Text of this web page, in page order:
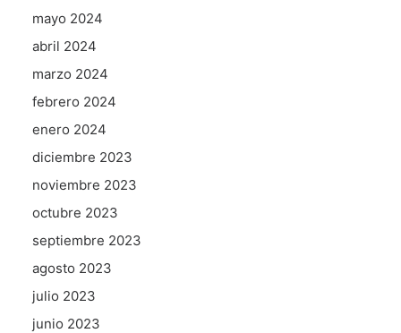
mayo 2024
abril 2024
marzo 2024
febrero 2024
enero 2024
diciembre 2023
noviembre 2023
octubre 2023
septiembre 2023
agosto 2023
julio 2023
junio 2023